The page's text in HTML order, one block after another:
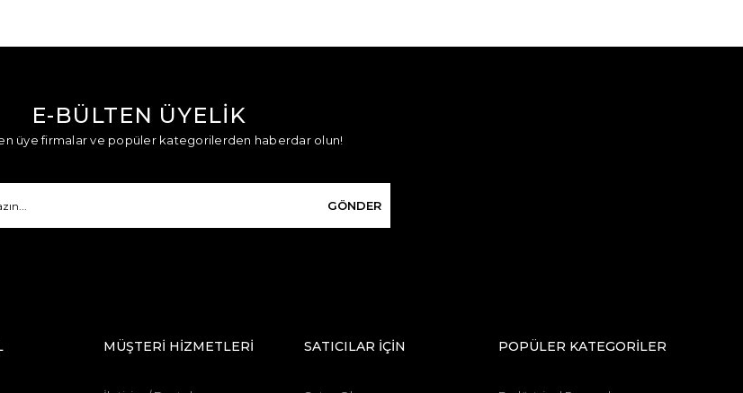
E-BÜLTEN ÜYELİK
üye firmalar ve popüler kategorilerden haberdar olun!
GÖNDER
MÜŞTERİ HİZMETLERİ SATICILAR İÇİN POPÜLER KATEGORİLER